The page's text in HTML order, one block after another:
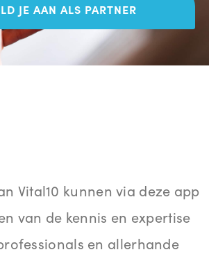
JE AAN ALS PARTNER
Vital10 kunnen via deze app
van de kennis en expertise
en allerhande